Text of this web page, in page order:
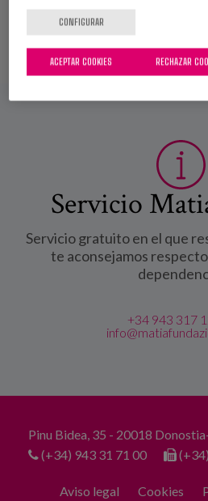
Servicio
Servicio gratuito en el que
te aconsejamos
+34 943 317
Pinu Bidea, 35 - 20018
(+34) 943 31 71 00
Aviso legal Cookies
CONFIGURAR
RECHAZAR
ACEPTAR COOKIES